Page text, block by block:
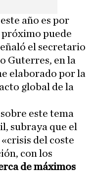
año es por
próximo puede
el secretario
Guterres, en la
elaborado por la
global de la
este tema
subraya que el
del coste
con los
de máximos